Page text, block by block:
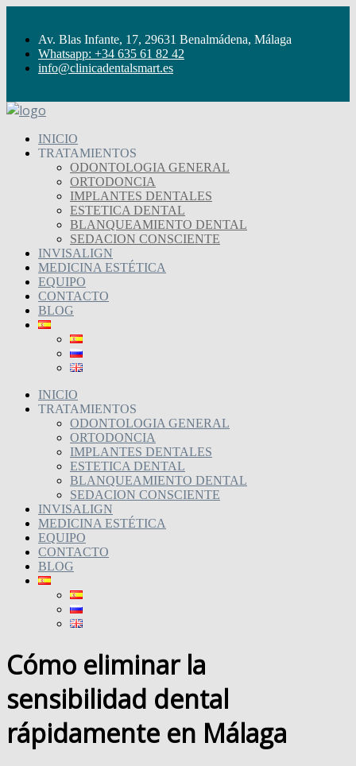
Av. Blas Infante, 17, 29631 Benalmádena, Málaga
Whatsapp: +34 635 61 82 42
info@clinicadentalsmart.es
INICIO
TRATAMIENTOS
ODONTOLOGIA GENERAL
ORTODONCIA
IMPLANTES DENTALES
ESTETICA DENTAL
BLANQUEAMIENTO DENTAL
SEDACION CONSCIENTE
INVISALIGN
MEDICINA ESTÉTICA
EQUIPO
CONTACTO
BLOG
INICIO
TRATAMIENTOS
ODONTOLOGIA GENERAL
ORTODONCIA
IMPLANTES DENTALES
ESTETICA DENTAL
BLANQUEAMIENTO DENTAL
SEDACION CONSCIENTE
INVISALIGN
MEDICINA ESTÉTICA
EQUIPO
CONTACTO
BLOG
Cómo eliminar la
sensibilidad dental
rápidamente en Málaga